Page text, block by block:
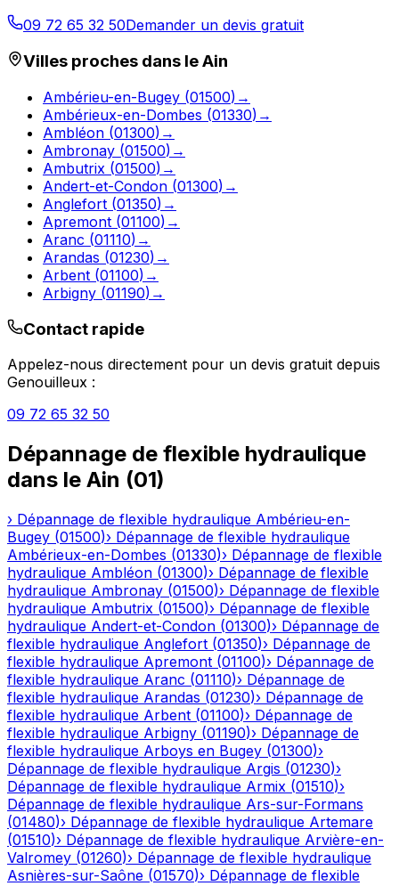
09 72 65 32 50Demander un devis gratuit
Villes proches dans leAin
Ambérieu-en-Bugey (01500) →
Ambérieux-en-Dombes (01330) →
Ambléon (01300) →
Ambronay (01500) →
Ambutrix (01500) →
Andert-et-Condon (01300) →
Anglefort (01350) →
Apremont (01100) →
Aranc (01110) →
Arandas (01230) →
Arbent (01100) →
Arbigny (01190) →
Contact rapide
Appelez-nous directement pour un devis gratuit depuis
Genouilleux :
09 72 65 32 50
Dépannage de flexible hydraulique
dans le Ain (01)
› Dépannage de flexible hydraulique Ambérieu-en-
Bugey (01500)› Dépannage de flexible hydraulique
Ambérieux-en-Dombes (01330)› Dépannage de flexible
hydraulique Ambléon (01300)› Dépannage de flexible
hydraulique Ambronay (01500)› Dépannage de flexible
hydraulique Ambutrix (01500)› Dépannage de flexible
hydraulique Andert-et-Condon (01300)› Dépannage de
flexible hydraulique Anglefort (01350)› Dépannage de
flexible hydraulique Apremont (01100)› Dépannage de
flexible hydraulique Aranc (01110)› Dépannage de
flexible hydraulique Arandas (01230)› Dépannage de
flexible hydraulique Arbent (01100)› Dépannage de
flexible hydraulique Arbigny (01190)› Dépannage de
flexible hydraulique Arboys en Bugey (01300)›
Dépannage de flexible hydraulique Argis (01230)›
Dépannage de flexible hydraulique Armix (01510)›
Dépannage de flexible hydraulique Ars-sur-Formans
(01480)› Dépannage de flexible hydraulique Artemare
(01510)› Dépannage de flexible hydraulique Arvière-en-
Valromey (01260)› Dépannage de flexible hydraulique
Asnières-sur-Saône (01570)› Dépannage de flexible